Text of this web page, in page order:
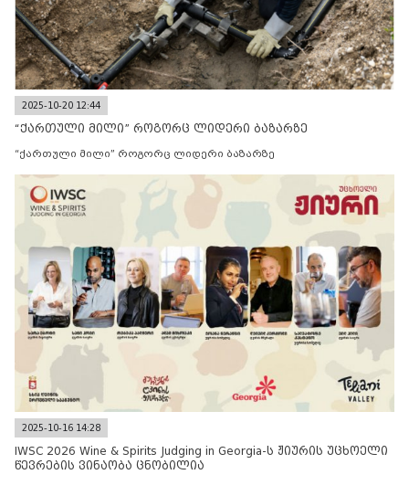
2025-10-20 12:44
“ქართული მილი” როგორც ლიდერი ბაზარზე
“ქართული მილი” როგორც ლიდერი ბაზარზე
2025-10-16 14:28
IWSC 2026 Wine & Spirits Judging in Georgia-ს ჟიურის უცხოელი
წევრების ვინაობა ცნობილია